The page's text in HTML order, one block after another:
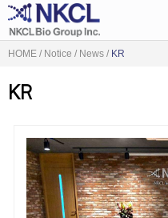
HOME / Notice / News / KR
KR